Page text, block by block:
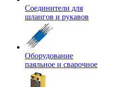
Соединители для
шлангов и рукавов
Оборудование
паяльное и сварочное